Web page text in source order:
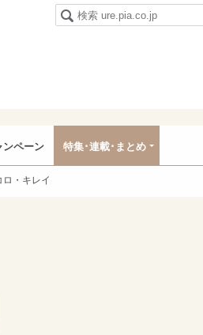
ンペーン 特集･連載･まとめ
・キレイ